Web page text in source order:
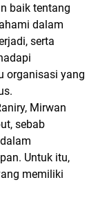
baik tentang
dalam
serta
organisasi yang
Mirwan
sebab
Untuk itu,
memiliki